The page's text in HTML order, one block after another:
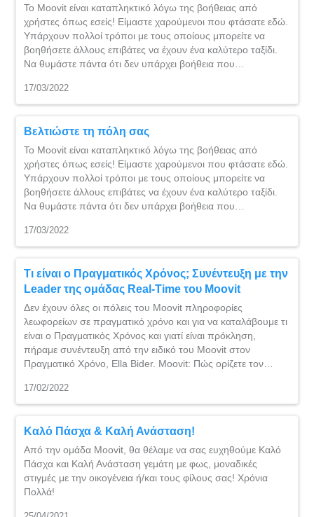
Το Moovit είναι καταπληκτικό λόγω της βοήθειας από
χρήστες όπως εσείς! Είμαστε χαρούμενοι που φτάσατε εδώ.
Υπάρχουν πολλοί τρόποι με τους οποίους μπορείτε να
βοηθήσετε άλλους επιβάτες να έχουν ένα καλύτερο ταξίδι.
Να θυμάστε πάντα ότι δεν υπάρχει βοήθεια που…
17/03/2022
Βελτιώστε τη πόλη σας
Το Moovit είναι καταπληκτικό λόγω της βοήθειας από
χρήστες όπως εσείς! Είμαστε χαρούμενοι που φτάσατε εδώ.
Υπάρχουν πολλοί τρόποι με τους οποίους μπορείτε να
βοηθήσετε άλλους επιβάτες να έχουν ένα καλύτερο ταξίδι.
Να θυμάστε πάντα ότι δεν υπάρχει βοήθεια που…
17/03/2022
Τι είναι ο Πραγματικός Χρόνος; Συνέντευξη με την
Leader της ομάδας Real-Time του Moovit
Δεν έχουν όλες οι πόλεις του Moovit πληροφορίες
λεωφορείων σε πραγματικό χρόνο και για να καταλάβουμε τι
είναι ο Πραγματικός Χρόνος και γιατί είναι πρόκληση,
πήραμε συνέντευξη από την ειδικό του Moovit στον
Πραγματικό Χρόνο, Ella Bider. Moovit: Πώς ορίζετε τον…
17/02/2022
Καλό Πάσχα & Καλή Ανάσταση!
Από την ομάδα Moovit, θα θέλαμε να σας ευχηθούμε Καλό
Πάσχα και Kαλή Ανάσταση γεμάτη με φως, μοναδικές
στιγμές με την οικογένεια ή/και τους φίλους σας! Χρόνια
Πολλά!